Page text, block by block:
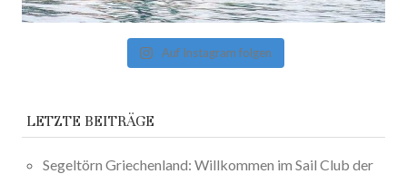
Auf Instagram folgen
LETZTE BEITRÄGE
Segeltörn Griechenland: Willkommen im Sail Club der